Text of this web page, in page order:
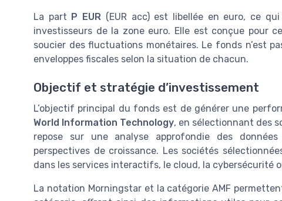
La part P EUR (EUR acc) est libellée en euro, ce
investisseurs de la zone euro. Elle est conçue pour
soucier des fluctuations monétaires. Le fonds n’est
enveloppes fiscales selon la situation de chacun.
Objectif et stratégie d’investissement
L’objectif principal du fonds est de générer une
World Information Technology, en sélectionnant des
repose sur une analyse approfondie des
perspectives de croissance. Les sociétés
dans les services interactifs, le cloud, la cybersécurité
La notation Morningstar et la catégorie AMF